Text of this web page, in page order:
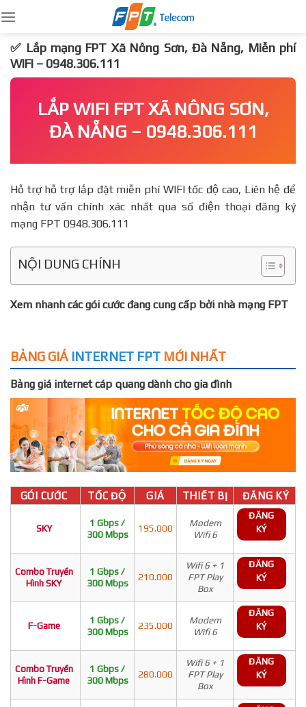
to
content
✅ Lắp mạng FPT Xã Nông Sơn, Đà Nẵng, Miễn phí
WIFI – 0948.306.111
LẮP WIFI FPT XÃ NÔNG SƠN,
ĐÀ NẴNG – 0948.306.111
Hỗ trợ hỗ trợ lắp đặt miễn phí WIFI tốc độ cao, Liên hệ để
nhận tư vấn chính xác nhất qua số điện thoại đăng ký
mạng FPT 0948.306.111
NỘI DUNG CHÍNH
Xem nhanh các gói cước đang cung cấp bởi nhà mạng FPT
BẢNG GIÁ INTERNET FPT MỚI NHẤT
Bảng giá internet cáp quang dành cho gia đình
GÓI CƯỚC TỐC ĐỘ GIÁ THIẾT BỊ ĐĂNG KÝ
SKY
1 Gbps /
300 Mbps
195.000
Modem
Wifi 6
ĐĂNG
KÝ
Combo Truyền
Hình SKY
1 Gbps /
300 Mbps
210.000
Wifi 6 + 1
FPT Play
Box
ĐĂNG
KÝ
F-Game
1 Gbps /
300 Mbps
235.000
Modem
Wifi 6
ĐĂNG
KÝ
Combo Truyền
Hình F-Game
1 Gbps /
300 Mbps
280.000
Wifi 6 + 1
FPT Play
Box
ĐĂNG
KÝ